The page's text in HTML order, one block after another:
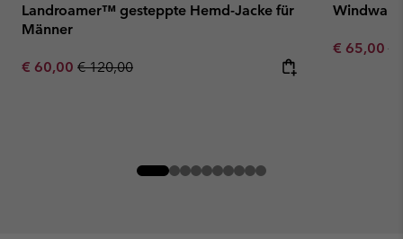
Landroamer™ gesteppte Hemd-Jacke für
Männer
Sale price:
€ 60,00 Regular price:
€ 120,00
Sale price:
€ 65,00€